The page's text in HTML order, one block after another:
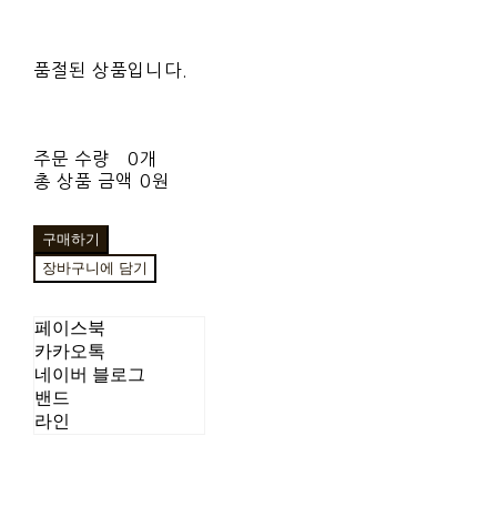
품절된 상품입니다.
주문 수량
0개
총 상품 금액 0원
구매하기
장바구니에 담기
페이스북
카카오톡
네이버 블로그
밴드
라인